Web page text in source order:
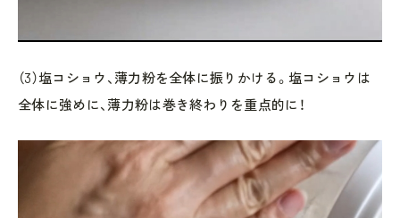
（3）塩コショウ、薄力粉を全体に振りかける。塩コショウは
全体に強めに、薄力粉は巻き終わりを重点的に！